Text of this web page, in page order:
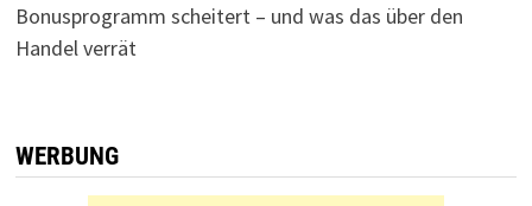
Bonusprogramm scheitert – und was das über den
Handel verrät
WERBUNG